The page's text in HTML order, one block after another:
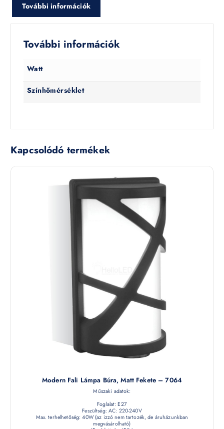
További információk
További információk
Watt
Színhőmérséklet
Kapcsolódó termékek
Modern Fali Lámpa Búra, Matt Fekete – 7064
Műszaki adatok:
Foglalat: E27
Feszültség: AC: 220-240V
Max. terhelhetőség: 40W (az izzó nem tartozék, de áruházunkban
megvásárolható)